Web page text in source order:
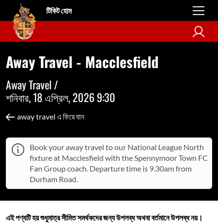
টিকিট হোম
Away Travel - Macclesfield
Away Travel /
শনিবার, 18 এপ্রিল, 2026 9:30
away travel এ ফিরে যান
Book your away travel to our National League North
fixture at Macclesfield with the Spennymoor Town FC
Fan Group coach. Departure time is 9.30am from
Durham Road.
এই পণ্যটি হয় শুধুমাত্র সীমিত সমর্থকদের জন্য উপলব্ধ অথবা বর্তমানে উপলব্ধ নয়।